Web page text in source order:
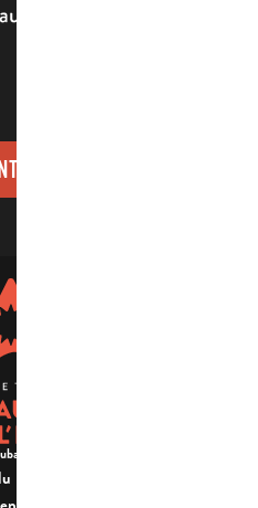
VENIR ?
et de l'étoile -